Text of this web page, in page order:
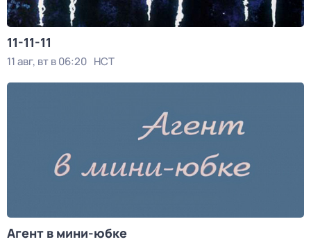
11-11-11
11 авг, вт в 06:20 НСТ
Агент в мини-юбке